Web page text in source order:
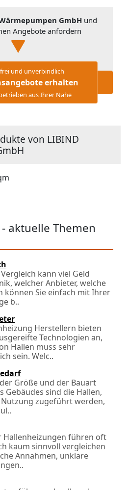
GmbHund
Angebote anfordern
und unverbindlich
erhalten
aus Ihrer Nähe
von LIBIND
aktuelle Themen
kann viel Geld
welcher Anbieter, welche
können Sie einfach mit Ihrer
b..
Herstellern bieten
Technologien an,
Hallen muss sehr
sein. Welc..
Größe und der Bauart
Gebäudes sind die Hallen,
zugeführt werden,
Hallenheizungen führen oft
kaum sinnvoll vergleichen
Annahmen, unklare